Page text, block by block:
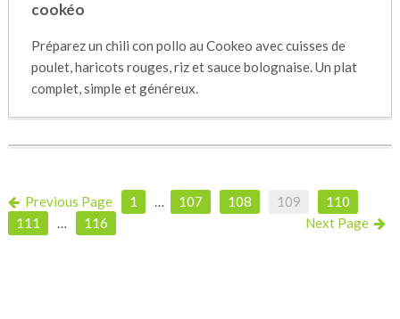
cookéo
Préparez un chili con pollo au Cookeo avec cuisses de
poulet, haricots rouges, riz et sauce bolognaise. Un plat
complet, simple et généreux.
Previous Page 1 … 107 108 109
110
111
… 116 Next Page